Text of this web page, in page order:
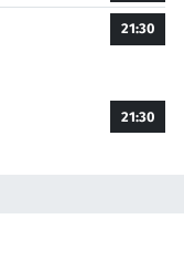
21:30
21:30